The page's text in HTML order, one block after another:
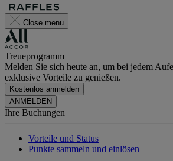
Close menu
Treueprogramm
Melden Sie sich heute an, um bei jedem
exklusive Vorteile zu genießen.
Kostenlos anmelden
ANMELDEN
Ihre Buchungen
Vorteile und Status
Punkte sammeln und einlösen